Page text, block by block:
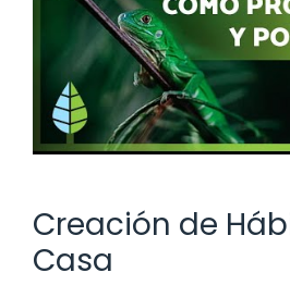
Creación de
Casa